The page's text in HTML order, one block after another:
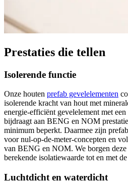
Prestaties die tellen
Isolerende functie
Onze houten prefab gevelelementen
isolerende kracht van hout met
energie-efficiënt gevelelement met
bijdraagt aan BENG en NOM
minimum beperkt. Daarmee zijn
voor nul-op-de-meter-concepten en
van BENG en NOM. We borgen deze
berekende isolatiewaarde tot en met
Luchtdicht en waterdicht